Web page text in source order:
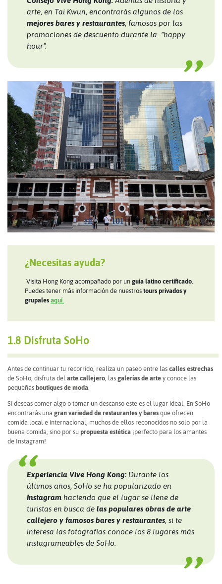
arte, en Tai Kwun, encontrarás algunos de los
mejores bares y restaurantes, famosos por las
promociones de descuento durante la “happy
hour”.
¿Necesitas ayuda?
Visita Hong Kong acompañado por un guía latino certificado.
Puedes tener más información de nuestros tours privados y
grupales aquí.
1.8 Disfruta SoHo
Antes de continuar tu recorrido, realiza un paseo entre las calles estrechas
de SoHo, disfruta del arte callejero, las galerías de arte y conoce las
pequeñas boutiques de moda.
Si deseas comer algo o tomar un descanso este es el lugar ideal. En SoHo
encontrarás una gran variedad de restaurantes y bares que ofrecen
comida local e internacional, muchos de ellos reconocidos no solo por la
buena comida, sino por su propuesta estética ¡perfecto para los amantes
de Instagram!
Experiencia Vive Hong Kong: Durante los
últimos años, SoHo se ha popularizado en
Instagram haciendo que el lugar se llene de
turistas en busca de las populares obras de arte
callejero y famosos bares y restaurantes , si te
interesa las fotografías conoce los 8 lugares más
instagrameables de SoHo.